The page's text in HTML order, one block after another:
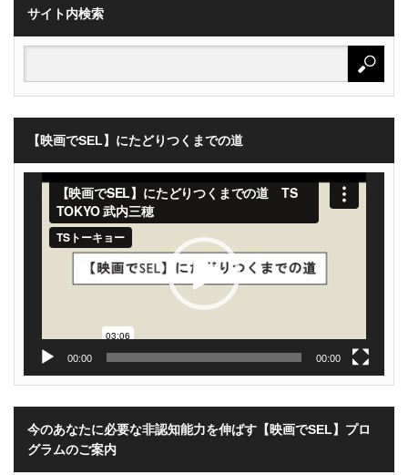
サイト内検索
【映画でSEL】にたどりつくまでの道
動
00:00 00:00
今のあなたに必要な非認知能力を伸ばす【映画でSEL】プロ
グラムのご案内